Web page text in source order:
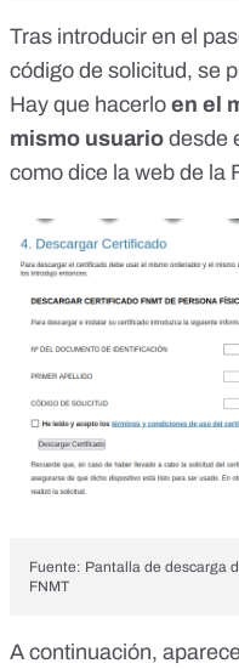
Tras introducir en el
código de solicitud, se
Hay que hacerlo en el
mismo usuario desde
como dice la web de la
Fuente: Pantalla de descarga
FNMT
A continuación,